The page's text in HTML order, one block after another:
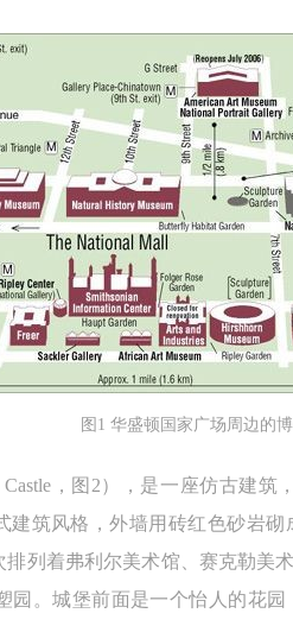
图1 华盛顿国家广场周边的
，图2），是一座仿古建筑
建筑风格，外墙用砖红色砂岩
列着弗利尔美术馆、赛克勒美
园。城堡前面是一个怡人的花